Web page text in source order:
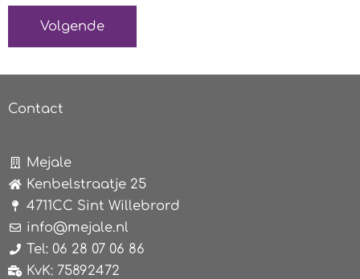
Contact
Mejale
Kenbelstraatje 25
4711CC Sint Willebrord
info@mejale.nl
Tel: 06 28 07 06 86
KvK: 75892472